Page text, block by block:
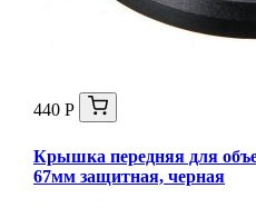
440 Р
Крышка передняя для
67мм защитная, черная